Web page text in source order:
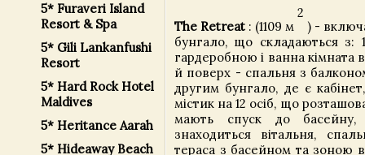
5* Furaveri Island
Resort & Spa
5* Gili Lankanfushi
Resort
5* Hard Rock Hotel
Maldives
5* Heritance Aarah
5* Hideaway Beach
The Retreat : (1109 м
2
) -
бунгало, що складаються
гардеробною і ванна кімната
й поверх - спальня з
другим бунгало, де є
містик на 12 осіб, що
мають спуск до
знаходиться вітальня,
тераса з басейном та зоною